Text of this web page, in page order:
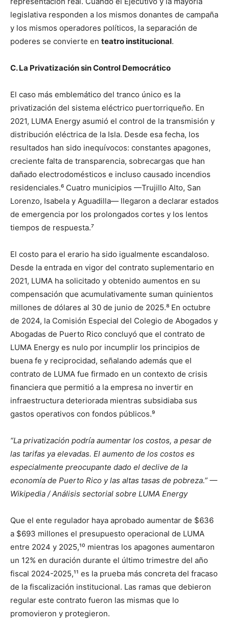
legislativa responden a los mismos donantes de campaña
y los mismos operadores políticos, la separación de
poderes se convierte en teatro institucional.
C. La Privatización sin Control Democrático
El caso más emblemático del tranco único es la
privatización del sistema eléctrico puertorriqueño. En
2021, LUMA Energy asumió el control de la transmisión y
distribución eléctrica de la Isla. Desde esa fecha, los
resultados han sido inequívocos: constantes apagones,
creciente falta de transparencia, sobrecargas que han
dañado electrodomésticos e incluso causado incendios
residenciales.⁶ Cuatro municipios —Trujillo Alto, San
Lorenzo, Isabela y Aguadilla— llegaron a declarar estados
de emergencia por los prolongados cortes y los lentos
tiempos de respuesta.⁷
El costo para el erario ha sido igualmente escandaloso.
Desde la entrada en vigor del contrato suplementario en
2021, LUMA ha solicitado y obtenido aumentos en su
compensación que acumulativamente suman quinientos
millones de dólares al 30 de junio de 2025.⁸ En octubre
de 2024, la Comisión Especial del Colegio de Abogados y
Abogadas de Puerto Rico concluyó que el contrato de
LUMA Energy es nulo por incumplir los principios de
buena fe y reciprocidad, señalando además que el
contrato de LUMA fue firmado en un contexto de crisis
financiera que permitió a la empresa no invertir en
infraestructura deteriorada mientras subsidiaba sus
gastos operativos con fondos públicos.⁹
“La privatización podría aumentar los costos, a pesar de
las tarifas ya elevadas. El aumento de los costos es
especialmente preocupante dado el declive de la
economía de Puerto Rico y las altas tasas de pobreza.” —
Wikipedia / Análisis sectorial sobre LUMA Energy
Que el ente regulador haya aprobado aumentar de $636
a $693 millones el presupuesto operacional de LUMA
entre 2024 y 2025,¹⁰ mientras los apagones aumentaron
un 12% en duración durante el último trimestre del año
fiscal 2024-2025,¹¹ es la prueba más concreta del fracaso
de la fiscalización institucional. Las ramas que debieron
regular este contrato fueron las mismas que lo
promovieron y protegieron.